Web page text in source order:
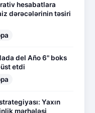
hesabatlara
dərəcələrinin təsiri
del Año 6" boks
etdi
Yaxın
mərhələsi